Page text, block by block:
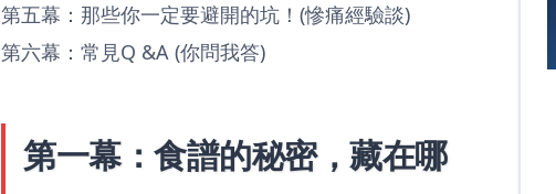
第五幕：那些你一定要避開的坑！(慘痛經驗談)
第六幕：常見Q &A (你問我答)
第一幕：食譜的秘密，藏在哪